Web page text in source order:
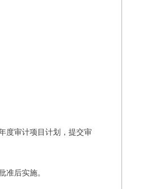
度审计项目计划，提交审
准后实施。